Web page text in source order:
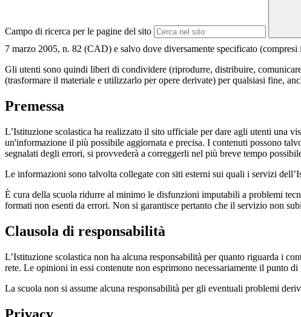
Campo di ricerca per le pagine del sito
7 marzo 2005, n. 82 (CAD) e salvo dove diversamente specificato
Gli utenti sono quindi liberi di condividere (riprodurre, distribuire,
(trasformare il materiale e utilizzarlo per opere derivate) per qualsiasi fine,
Premessa
L’Istituzione scolastica ha realizzato il sito ufficiale per dare agli utenti una
un'informazione il più possibile aggiornata e precisa. I contenuti possono
segnalati degli errori, si provvederà a correggerli nel più breve tempo
Le informazioni sono talvolta collegate con siti esterni sui quali i servizi
È cura della scuola ridurre al minimo le disfunzioni imputabili a problemi
formati non esenti da errori. Non si garantisce pertanto che il servizio non
Clausola di responsabilità
L’Istituzione scolastica non ha alcuna responsabilità per quanto riguarda i
rete. Le opinioni in essi contenute non esprimono necessariamente il punto di
La scuola non si assume alcuna responsabilità per gli eventuali problemi
Privacy